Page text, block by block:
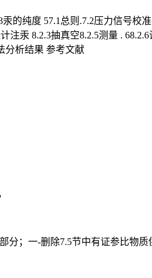
汞的纯度 57.1总则.7.2压力信号校
注汞 8.2.3抽真空8.2.5测量 .
分析结果 参考文献
分；一-删除7.5节中有证参比物